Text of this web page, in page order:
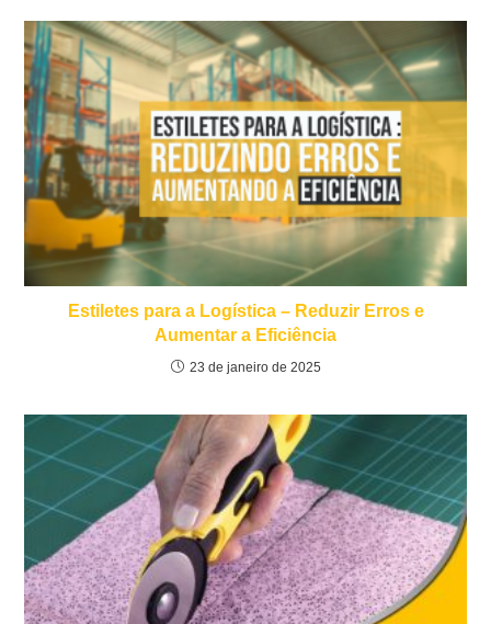
Estiletes para a Logística – Reduzir Erros e
Aumentar a Eficiência
23 de janeiro de 2025